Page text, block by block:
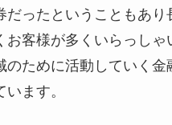
だったということもあり
お客様が多くいらっしゃ
のために活動していく金
ます。